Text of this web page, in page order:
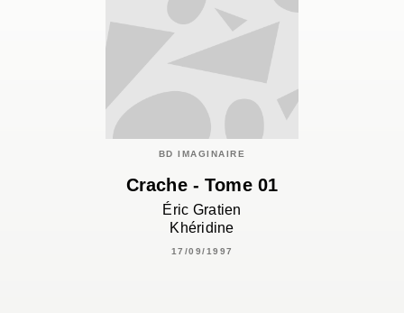
BD IMAGINAIRE
Crache - Tome 01
Éric Gratien
Khéridine
17/09/1997